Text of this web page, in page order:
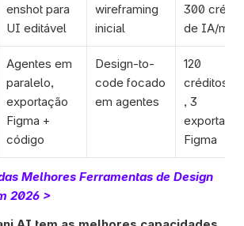
enshot para
UI editável
wireframing
inicial
300
de IA/mês
Agentes em
paralelo,
exportação
Figma +
código
Design-to-
code focado
em agentes
120
créditos/
, 3
Figma
Melhores Ferramentas de Design
2026 >